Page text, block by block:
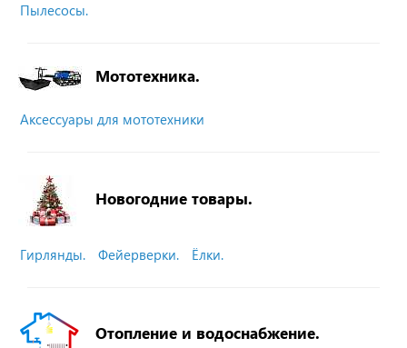
Пылесосы.
Мототехника.
Аксессуары для мототехники
Новогодние товары.
Гирлянды. Фейерверки. Ёлки.
Отопление и водоснабжение.